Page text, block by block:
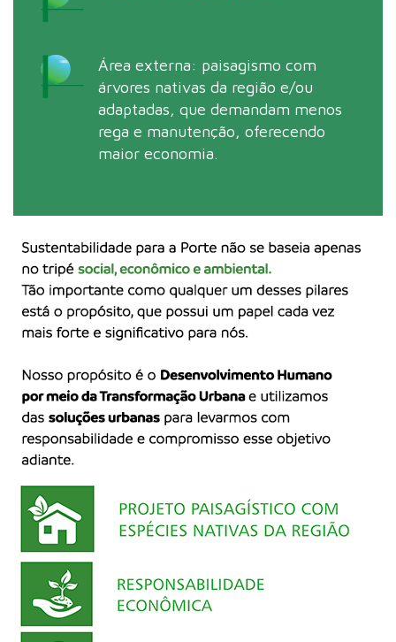
Área externa: paisagismo com
árvores nativas da região e/ou
adaptadas, que demandam menos
rega e manutenção, oferecendo
maior economia.